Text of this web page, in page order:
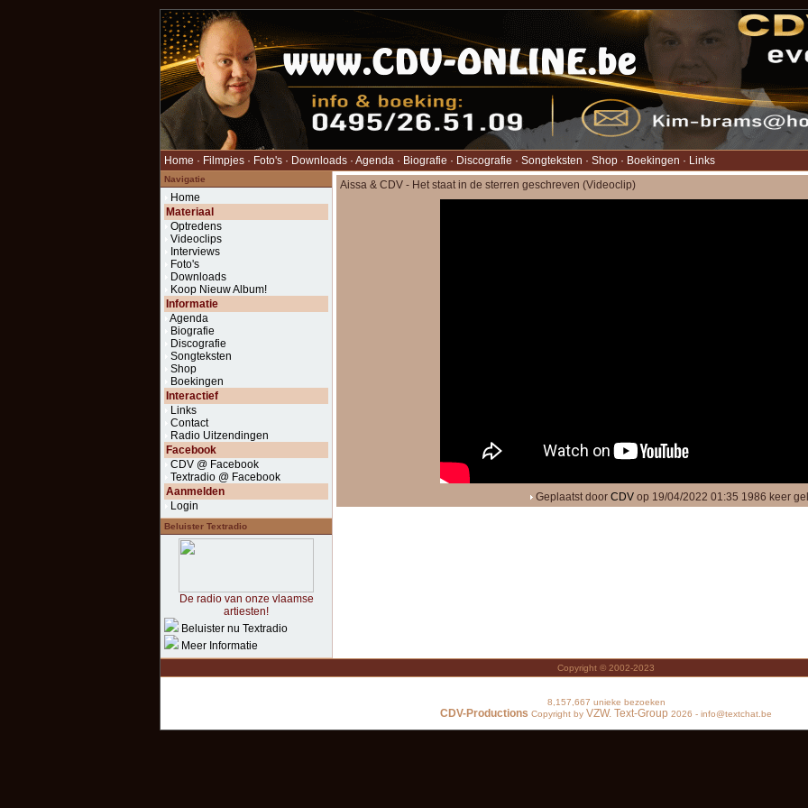
Home · Filmpjes · Foto's · Downloads · Agenda · Biografie · Discografie · Songteksten · Shop · Boekingen · Links
Navigatie
Home
Materiaal
Optredens
Videoclips
Interviews
Foto's
Downloads
Koop Nieuw Album!
Informatie
Agenda
Biografie
Discografie
Songteksten
Shop
Boekingen
Interactief
Links
Contact
Radio Uitzendingen
Facebook
CDV @ Facebook
Textradio @ Facebook
Aanmelden
Login
Beluister Textradio
De radio van onze vlaamse
artiesten!
Beluister nu Textradio
Meer Informatie
Aissa & CDV - Het staat in de sterren geschreven (Videoclip)
Geplaatst door CDV op 19/04/2022 01:35 1986 keer
Copyright © 2002-2023
8,157,667 unieke bezoeken
CDV-Productions Copyright by VZW. Text-Group 2026 - info@textchat.be